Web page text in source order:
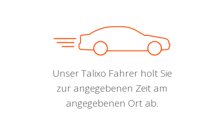
Unser Talixo Fahrer holt Sie
zur angegebenen Zeit am
angegebenen Ort ab.